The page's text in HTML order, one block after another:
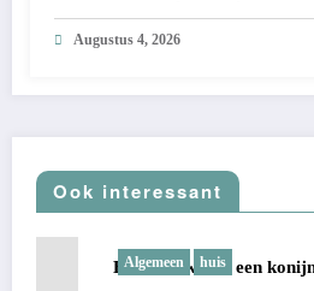
Augustus 4, 2026
Ook interessant
Algemeen huis
Hoe oud wordt een konijn?